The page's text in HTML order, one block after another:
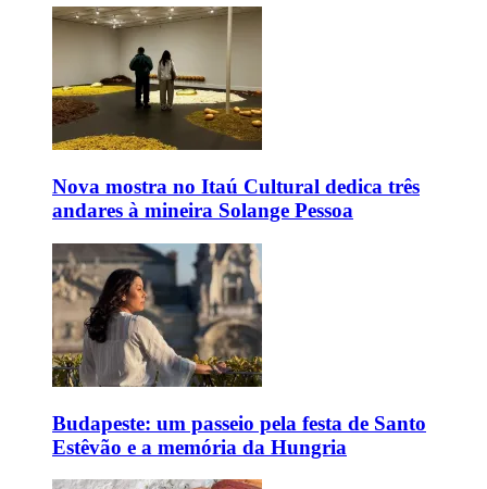
Nova mostra no Itaú Cultural dedica três
andares à mineira Solange Pessoa
Budapeste: um passeio pela festa de Santo
Estêvão e a memória da Hungria